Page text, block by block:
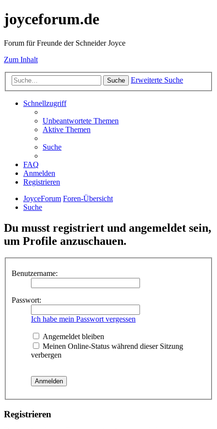
joyceforum.de
Forum für Freunde der Schneider Joyce
Zum Inhalt
Suche Erweiterte Suche
Schnellzugriff
Unbeantwortete Themen
Aktive Themen
Suche
FAQ
Anmelden
Registrieren
JoyceForum Foren-Übersicht
Suche
Du musst registriert und angemeldet sein,
um Profile anzuschauen.
Benutzername:
Passwort:
Ich habe mein Passwort vergessen
Angemeldet bleiben
Meinen Online-Status während dieser Sitzung
verbergen
Registrieren